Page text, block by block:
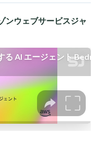
ンウェブサービスジャ